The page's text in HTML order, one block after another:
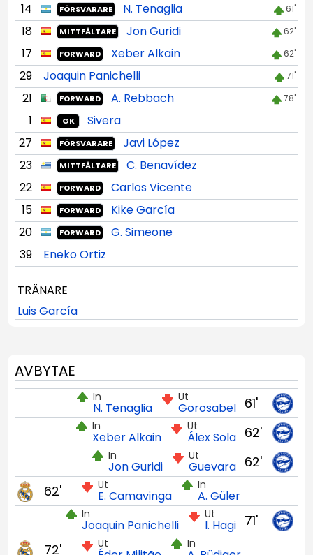
14
FÖRSVARARE N. Tenaglia 61'
18 MITTFÄLTARE Jon Guridi 62'
17 FORWARD Xeber Alkain 62'
29 Joaquin Panichelli 71'
21 FORWARD A. Rebbach 78'
1 GK
Sivera
27
FÖRSVARARE
Javi López
23
MITTFÄLTARE
C. Benavídez
22
FORWARD
Carlos Vicente
15
FORWARD
Kike García
20
FORWARD
G. Simeone
39
Eneko Ortiz
TRÄNARE
Luis García
AVBYTAE
61'
Ut
Gorosabel
In
N. Tenaglia
62'
Ut
Álex Sola
In
Xeber Alkain
62'
Ut
Guevara
In
Jon Guridi
Ut
E. Camavinga
In
A. Güler
62'
71'
Ut
I. Hagi
In
Joaquin Panichelli
Ut In
72'